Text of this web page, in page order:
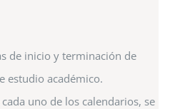
de inicio y terminación de
estudio académico.
uno de los calendarios, se